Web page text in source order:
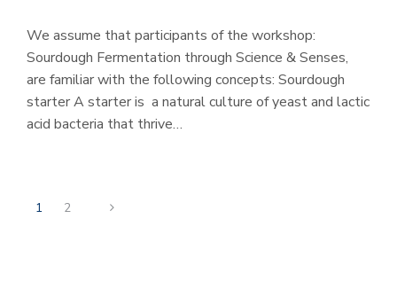
We assume that participants of the workshop:
Sourdough Fermentation through Science & Senses,
are familiar with the following concepts: Sourdough
starter A starter is a natural culture of yeast and lactic
acid bacteria that thrive…
1 2